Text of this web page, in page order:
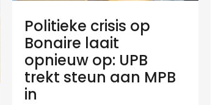
Politieke crisis op
Bonaire laait
opnieuw op: UPB
trekt steun aan MPB
in